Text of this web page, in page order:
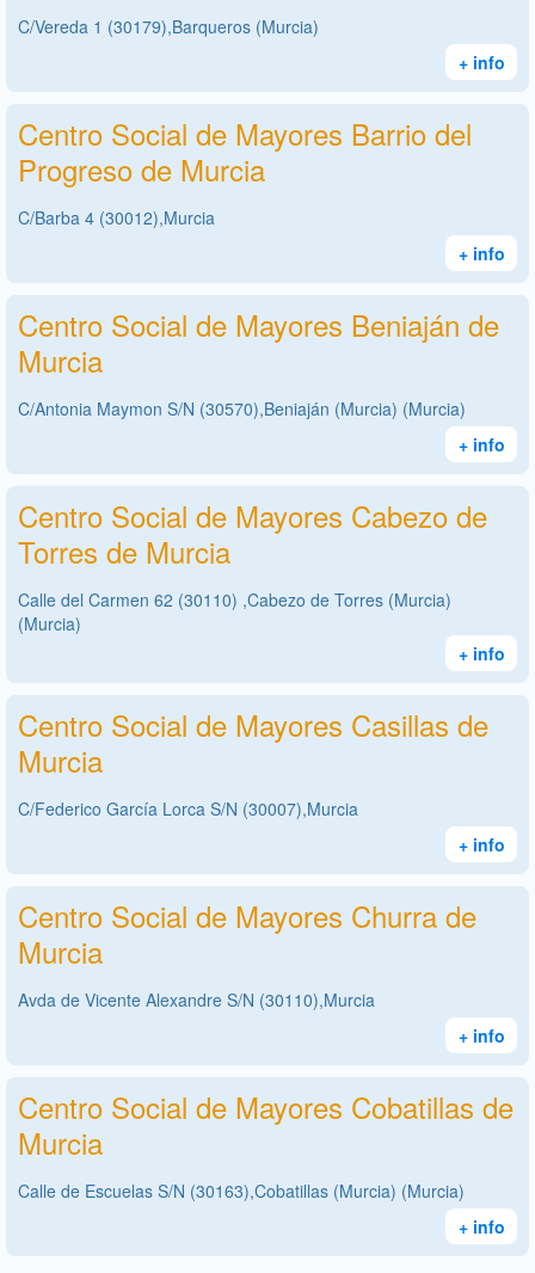
C/Vereda 1 (30179),Barqueros (Murcia)
+ info
Centro Social de Mayores Barrio del
Progreso de Murcia
C/Barba 4 (30012),Murcia
+ info
Centro Social de Mayores Beniaján de
Murcia
C/Antonia Maymon S/N (30570),Beniaján (Murcia) (Murcia)
+ info
Centro Social de Mayores Cabezo de
Torres de Murcia
Calle del Carmen 62 (30110) ,Cabezo de Torres (Murcia)
(Murcia)
+ info
Centro Social de Mayores Casillas de
Murcia
C/Federico García Lorca S/N (30007),Murcia
+ info
Centro Social de Mayores Churra de
Murcia
Avda de Vicente Alexandre S/N (30110),Murcia
+ info
Centro Social de Mayores Cobatillas de
Murcia
Calle de Escuelas S/N (30163),Cobatillas (Murcia) (Murcia)
+ info